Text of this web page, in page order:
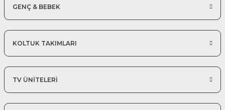
GENÇ & BEBEK
KOLTUK TAKIMLARI
TV ÜNİTELERİ